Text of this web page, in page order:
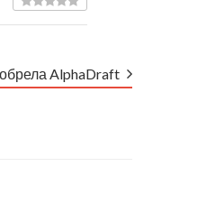
AlphaDraft